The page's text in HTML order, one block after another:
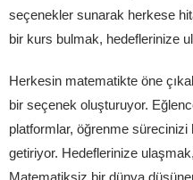
seçenekler sunarak herkese
bir kurs bulmak, hedeflerinize
Herkesin matematikte öne
bir seçenek oluşturuyor.
platformlar, öğrenme
getiriyor. Hedeflerinize
Matematiksiz bir dünya